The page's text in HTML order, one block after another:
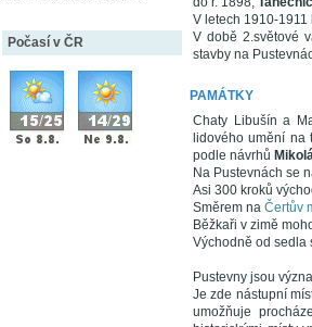
Počasí v ČR
V letech 1910-1911
V době 2.světové
stavby na
PAMÁTKY
Chaty Libušín a
lidového umění
podle návrhů
Na Pustevnách se
Asi 300 kroků
Směrem na Čertův
Běžkaři v zimě
Východně od sedla
Pustevny jsou
Je zde nástupní
umožňuje